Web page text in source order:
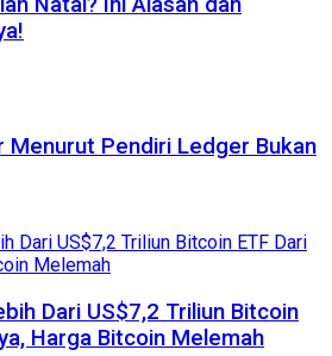
Menurut Pendiri Ledger Bukan
Dari US$7,2 Triliun Bitcoin
Harga Bitcoin Melemah